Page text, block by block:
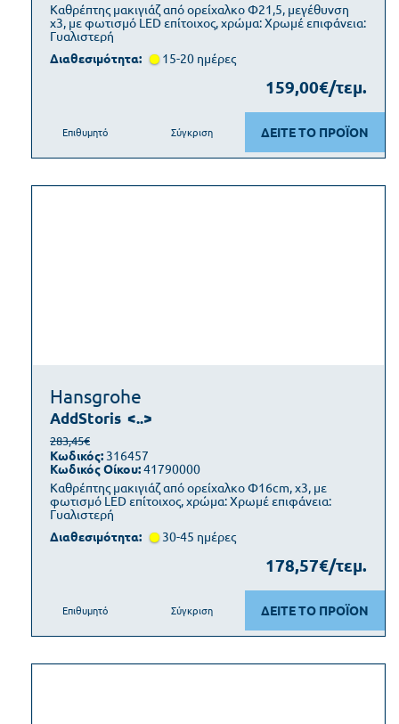
Καθρέπτης μακιγιάζ από ορείχαλκο Φ21,5, μεγέθυνση
x3, με φωτισμό LED επίτοιχος, χρώμα: Χρωμέ επιφάνεια:
Γυαλιστερή
Διαθεσιμότητα: 15-20 ημέρες
159,00€/τεμ.
ΔΕΙΤΕ ΤΟ ΠΡΟΪΟΝ
Επιθυμητό Σύγκριση
Hansgrohe
AddStoris <..>
Καθρέπτης μακιγιάζ από ορείχαλκο Φ16cm, x3, με
φωτισμό LED επίτοιχος, χρώμα: Χρωμέ επιφάνεια:
Γυαλιστερή
283,45€
Κωδικός: 316457
Κωδικός Οίκου:41790000
Διαθεσιμότητα: 30-45 ημέρες
178,57€/τεμ.
ΔΕΙΤΕ ΤΟ ΠΡΟΪΟΝ
Επιθυμητό Σύγκριση